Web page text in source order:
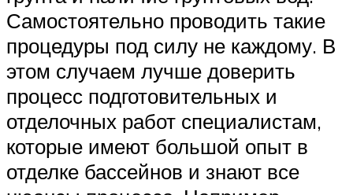
Самостоятельно проводить такие
процедуры под силу не каждому. В
этом случаем лучше доверить
процесс подготовительных и
отделочных работ специалистам,
которые имеют большой опыт в
отделке бассейнов и знают все